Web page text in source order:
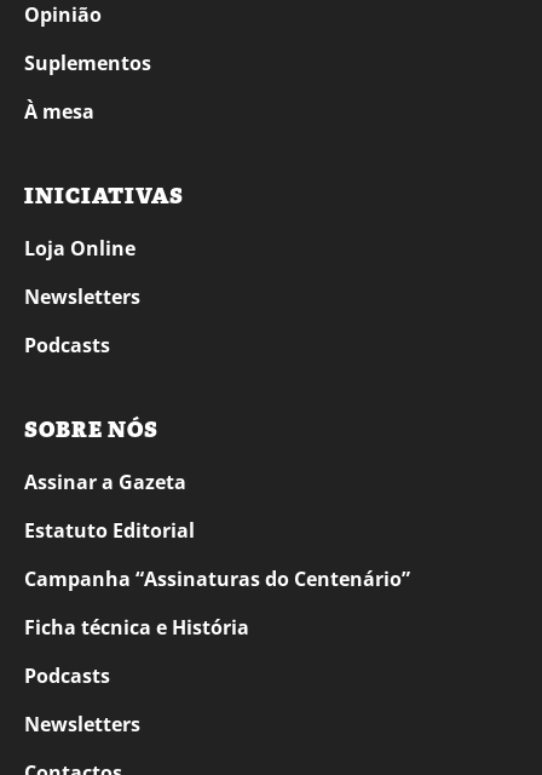
Opinião
Suplementos
À mesa
INICIATIVAS
Loja Online
Newsletters
Podcasts
SOBRE NÓS
Assinar a Gazeta
Estatuto Editorial
Campanha “Assinaturas do Centenário”
Ficha técnica e História
Podcasts
Newsletters